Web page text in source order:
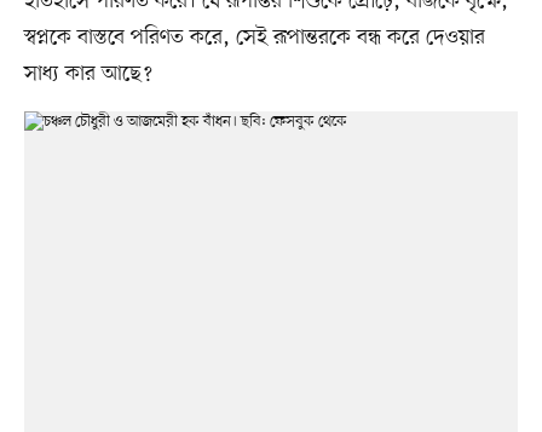
স্বপ্নকে বাস্তবে পরিণত করে, সেই রূপান্তরকে বন্ধ করে দেওয়ার
সাধ্য কার আছে?